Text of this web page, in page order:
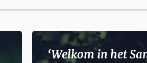
‘Welkom in het